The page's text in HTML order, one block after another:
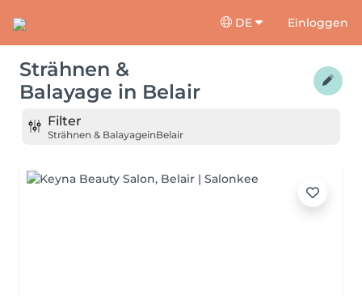
DE Einloggen
Strähnen &
Balayage in Belair
Filter
Strähnen & BalayageinBelair